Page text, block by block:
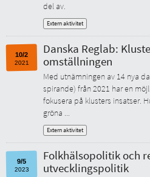
del av.
Extern aktivitet
10/2
2021
Danska Reglab:
omställningen
Med utnämningen av 14 nya
spirande) från 2021 har en
fokusera på klusters insatser.
gröna ...
Extern aktivitet
9/5
2023
Folkhälsopolitik och
utvecklingspolitik